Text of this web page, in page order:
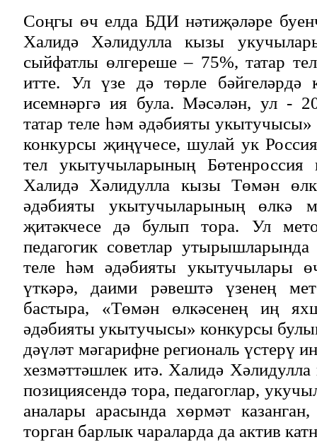
Соңгы өч елда БДИ нәтиҗәләре
Халидә Хәлидулла кызы
сыйфатлы өлгереше – 75%, татар
итте. Ул үзе дә төрле бәйгеләрдә
исемнәргә ия була. Мәсәлән, ул -
татар теле һәм әдәбияты
конкурсы җиңүчесе, шулай ук
тел укытучыларының Бөтенроссия
Халидә Хәлидулла кызы Төмән
әдәбияты укытучыларының өлкә
җитәкчесе дә булып тора. Ул
педагогик советлар
теле һәм әдәбияты укытучылары
үткәрә, даими рәвештә үзенең
бастыра, «Төмән өлкәсенең иң
әдәбияты укытучысы» конкурсы
дәүләт мәгарифне региональ үстерү
хезмәттәшлек итә. Халидә
позициясендә тора, педагоглар,
аналары арасында хөрмәт
торган барлык чараларда да актив